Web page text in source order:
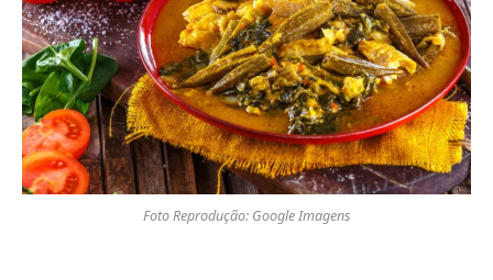
Foto Reprodução: Google Imagens